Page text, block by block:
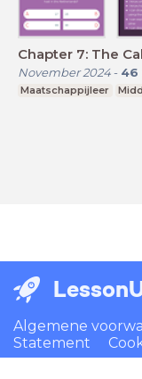
Chapter 7: The
November 2024- 46
Maatschappijleer
Algemene
Statement